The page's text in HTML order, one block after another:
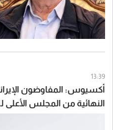
13:39
أكسيوس: المفاوضون
النهائية من المجلس الأعلى